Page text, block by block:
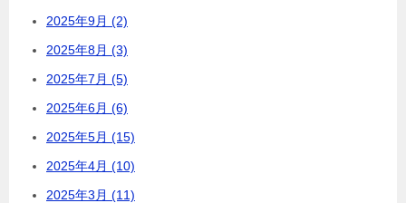
2025年9月 (2)
2025年8月 (3)
2025年7月 (5)
2025年6月 (6)
2025年5月 (15)
2025年4月 (10)
2025年3月 (11)